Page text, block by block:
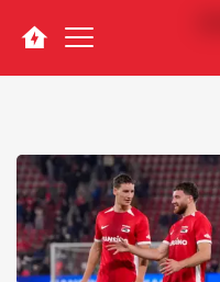
Navigation